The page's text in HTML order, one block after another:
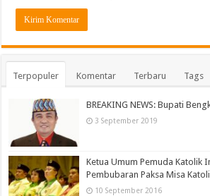
Terpopuler Komentar Terbaru Tags
BREAKING NEWS: Bupati
3 September 2019
Ketua Umum Pemuda Katolik
Pembubaran Paksa Misa
10 September 2016